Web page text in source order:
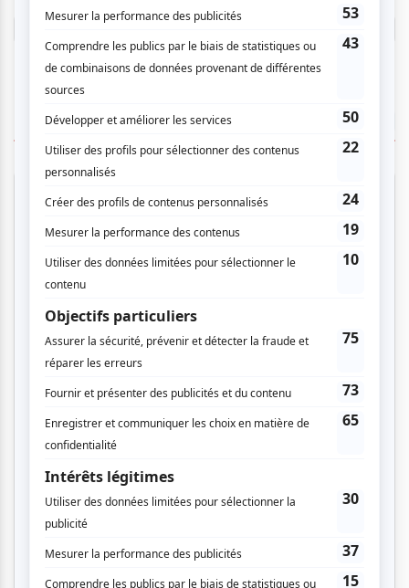
TOUTES LES OFFRES
Compostelle
Invitations gratuites